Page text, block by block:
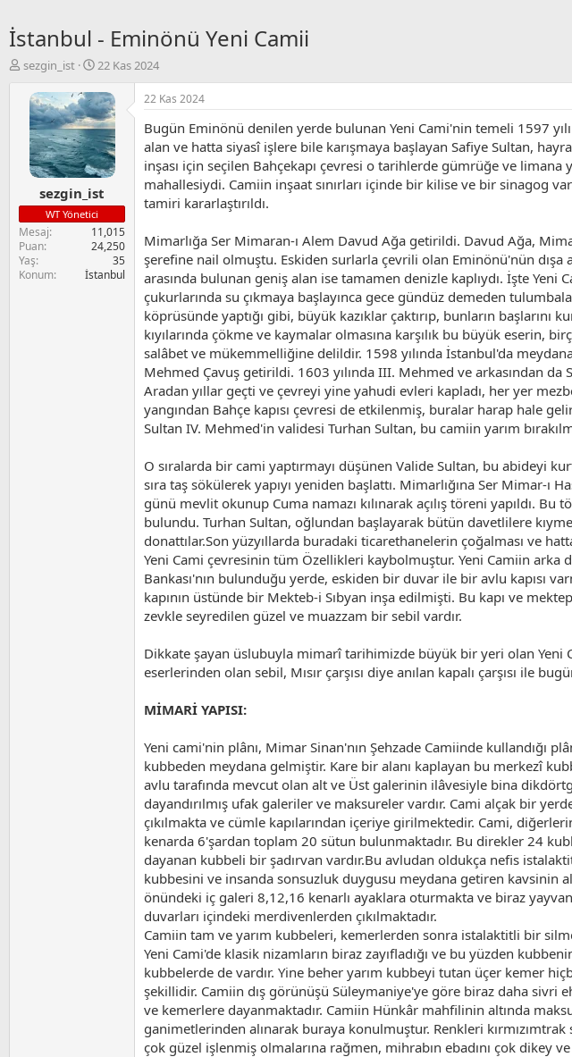
İstanbul - Eminönü Yeni Camii
K
l
a
t
a
n
sezgin_ist
B
ş
l
a
n
g
ı
ç
t
a
r
h
22 Kas 2024
sezgin_ist
WT Yönetici
Mesaj
11,015
Puan
24,250
Yaş
35
Konum
İstanbul
22 Kas 2024
Bugün Eminönü denilen yerde bulunan Yeni Cami'nin temeli 1597
alan ve hatta siyasî işlere bile karışmaya başlayan Safiye Sultan,
inşası için seçilen Bahçekapı çevresi o tarihlerde gümrüğe ve limana
mahallesiydi. Camiin inşaat sınırları içinde bir kilise ve bir sinagog
tamiri kararlaştırıldı.
Mimarlığa Ser Mimaran-ı Alem Davud Ağa getirildi. Davud Ağa,
şerefine nail olmuştu. Eskiden surlarla çevrili olan Eminönü'nün dışa
arasında bulunan geniş alan ise tamamen denizle kaplıydı. İşte
çukurlarında su çıkmaya başlayınca gece gündüz demeden
köprüsünde yaptığı gibi, büyük kazıklar çaktırıp, bunların
kıyılarında çökme ve kaymalar olmasına karşılık bu büyük eserin,
salâbet ve mükemmelliğine delildir. 1598 yılında İstanbul'da
Mehmed Çavuş getirildi. 1603 yılında III. Mehmed ve arkasından da
Aradan yıllar geçti ve çevreyi yine yahudi evleri kapladı, her yer
yangından Bahçe kapısı çevresi de etkilenmiş, buralar harap hale
Sultan IV. Mehmed'in validesi Turhan Sultan, bu camiin yarım
O sıralarda bir cami yaptırmayı düşünen Valide Sultan, bu abideyi
sıra taş sökülerek yapıyı yeniden başlattı. Mimarlığına Ser Mimar-
günü mevlit okunup Cuma namazı kılınarak açılış töreni yapıldı.
bulundu. Turhan Sultan, oğlundan başlayarak bütün davetlilere
donattılar.Son yüzyıllarda buradaki ticarethanelerin çoğalması ve
Yeni Cami çevresinin tüm Özellikleri kaybolmuştur. Yeni Camiin arka
Bankası'nın bulunduğu yerde, eskiden bir duvar ile bir avlu kapısı
kapının üstünde bir Mekteb-i Sıbyan inşa edilmişti. Bu kapı ve
zevkle seyredilen güzel ve muazzam bir sebil vardır.
Dikkate şayan üslubuyla mimarî tarihimizde büyük bir yeri olan Yeni
eserlerinden olan sebil, Mısır çarşısı diye anılan kapalı çarşısı ile
MİMARİ YAPISI:
Yeni cami'nin plânı, Mimar Sinan'nın Şehzade Camiinde kullandığı
kubbeden meydana gelmiştir. Kare bir alanı kaplayan bu merkezî
avlu tarafında mevcut olan alt ve Üst galerinin ilâvesiyle bina
dayandırılmış ufak galeriler ve maksureler vardır. Cami alçak bir
çıkılmakta ve cümle kapılarından içeriye girilmektedir. Cami,
kenarda 6'şardan toplam 20 sütun bulunmaktadır. Bu direkler 24
dayanan kubbeli bir şadırvan vardır.Bu avludan oldukça nefis
kubbesini ve insanda sonsuzluk duygusu meydana getiren kavsinin
önündeki iç galeri 8,12,16 kenarlı ayaklara oturmakta ve biraz
duvarları içindeki merdivenlerden çıkılmaktadır.
Camiin tam ve yarım kubbeleri, kemerlerden sonra istalaktitli bir
Yeni Cami'de klasik nizamların biraz zayıfladığı ve bu yüzden
kubbelerde de vardır. Yine beher yarım kubbeyi tutan üçer kemer
şekillidir. Camiin dış görünüşü Süleymaniye'ye göre biraz daha sivri
ve kemerlere dayanmaktadır. Camiin Hünkâr mahfilinin altında
ganimetlerinden alınarak buraya konulmuştur. Renkleri
çok güzel işlenmiş olmalarına rağmen, mihrabın ebadını çok